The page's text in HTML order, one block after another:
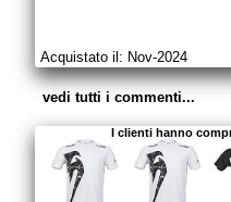
Acquistato il: Nov-2024
vedi tutti i commenti...
I clienti hanno